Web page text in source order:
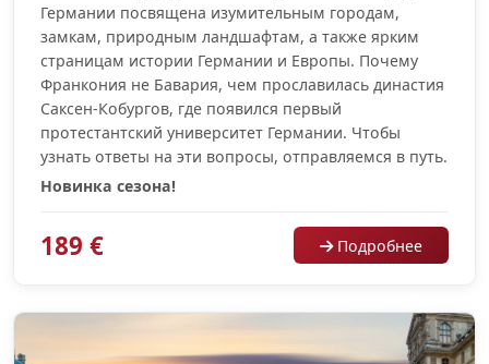
Германии посвящена изумительным городам,
замкам, природным ландшафтам, а также ярким
страницам истории Германии и Европы. Почему
Франкония не Бавария, чем прославилась династия
Саксен-Кобургов, где появился первый
протестантский университет Германии. Чтобы
узнать ответы на эти вопросы, отправляемся в путь.
Новинка сезона!
189 € Подробнее